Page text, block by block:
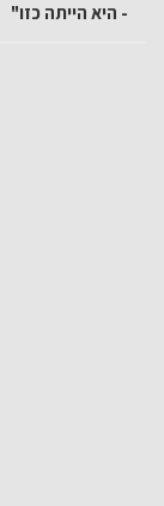
- היא הייתה כזו"